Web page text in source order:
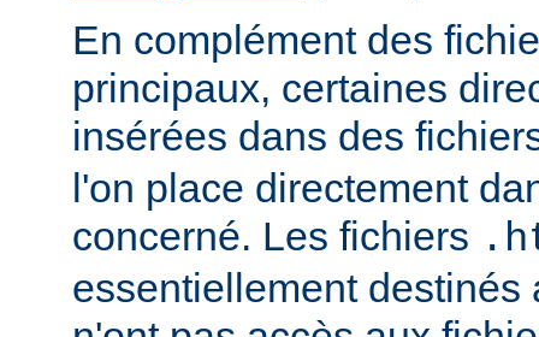
En complément des
principaux, certaines
insérées dans des
l'on place directement
concerné. Les fichiers
essentiellement destinés